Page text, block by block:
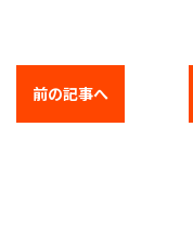
前の記事へ